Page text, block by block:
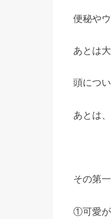
便秘や
あとは
頭につ
あとは
その第
①可愛が